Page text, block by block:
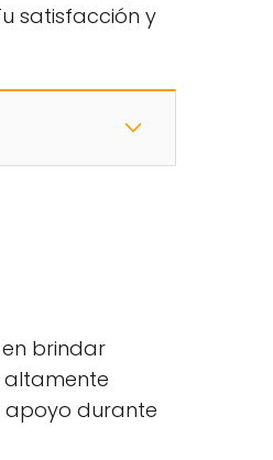
satisfacción y
en brindar
altamente
apoyo durante